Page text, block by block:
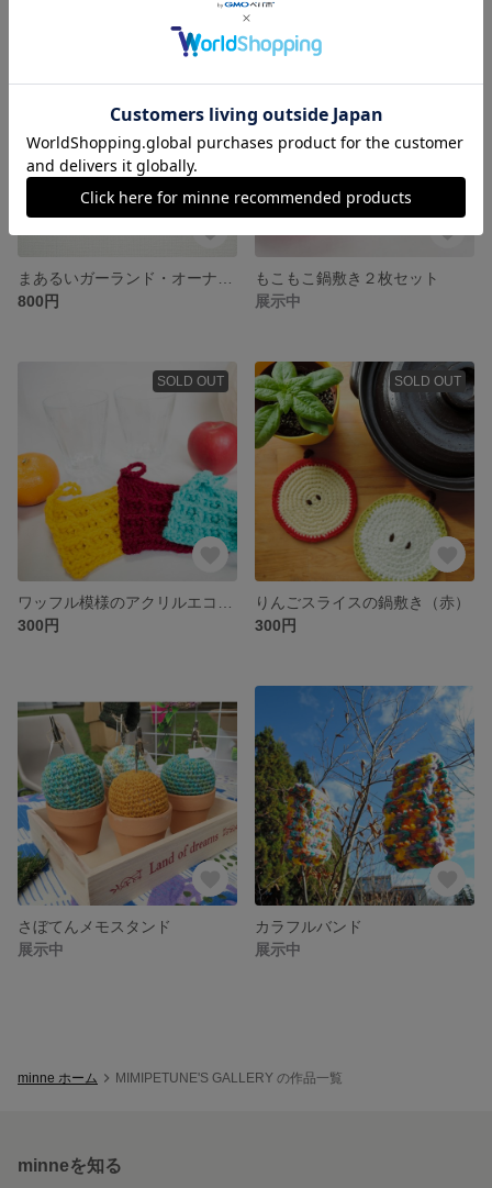
残り1点
800円
もこもこ鍋敷き２枚セット
展示中
SOLD OUT
300円
SOLD OUT
りんごスライスの鍋敷き（赤）
300円
さぼてんメモスタンド
展示中
カラフルバンド
展示中
minne ホーム MIMIPETUNE'S GALLERY の作品一覧
minneを知る